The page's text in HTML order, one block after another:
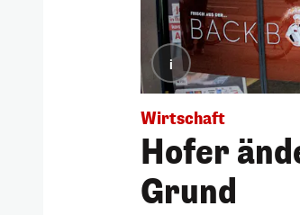
i
Wirtschaft
Hofer
Grund